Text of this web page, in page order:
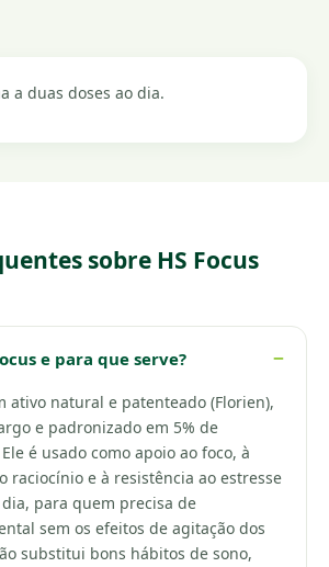
a duas doses ao dia.
sobre HS Focus
e para que serve?
ativo natural e patenteado (Florien),
e padronizado em 5% de
é usado como apoio ao foco, à
raciocínio e à resistência ao estresse
para quem precisa de
sem os efeitos de agitação dos
substitui bons hábitos de sono,